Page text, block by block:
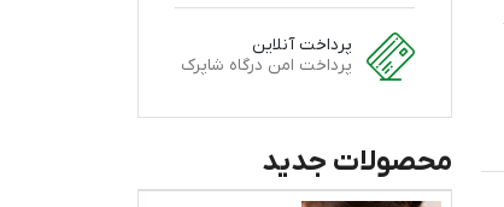
پرداخت آنلاین
پرداخت امن درگاه شاپرک
محصولات جدید